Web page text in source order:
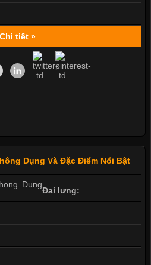
Chi tiết »
Dụng Và Đặc Điểm Nổi Bật
Đai lưng: